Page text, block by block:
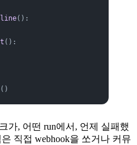
():
():
가, 어떤 run에서, 언제 실패했
직접 webhook을 쏘거나 커뮤